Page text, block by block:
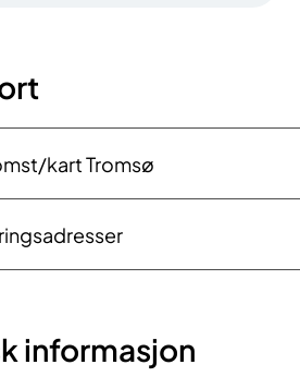
kart Tromsø
informasjon